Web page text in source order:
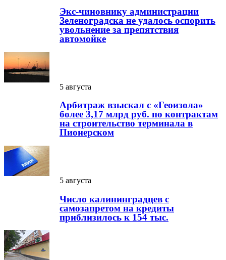
Экс-чиновнику администрации
Зеленоградска не удалось оспорить
увольнение за препятствия
автомойке
5 августа
Арбитраж взыскал с «Геоизола»
более 3,17 млрд руб. по контрактам
на строительство терминала в
Пионерском
5 августа
Число калининградцев с
самозапретом на кредиты
приблизилось к 154 тыс.